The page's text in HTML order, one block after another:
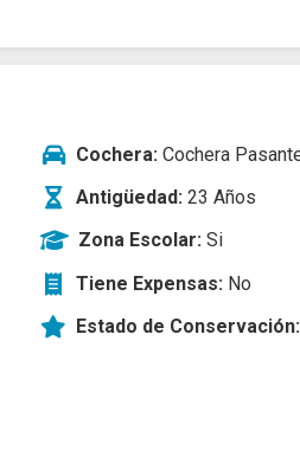
Cochera: Cochera
Antigüedad: 23 Años
Zona Escolar: Si
Tiene Expensas: No
Estado de Conservación: